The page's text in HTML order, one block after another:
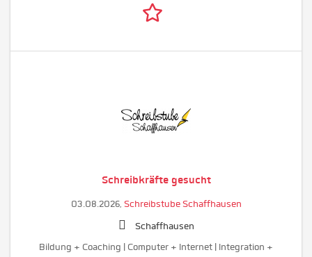
Schreibkräfte gesucht
03.08.2026, Schreibstube Schaffhausen
Schaffhausen
Bildung + Coaching | Computer + Internet | Integration +